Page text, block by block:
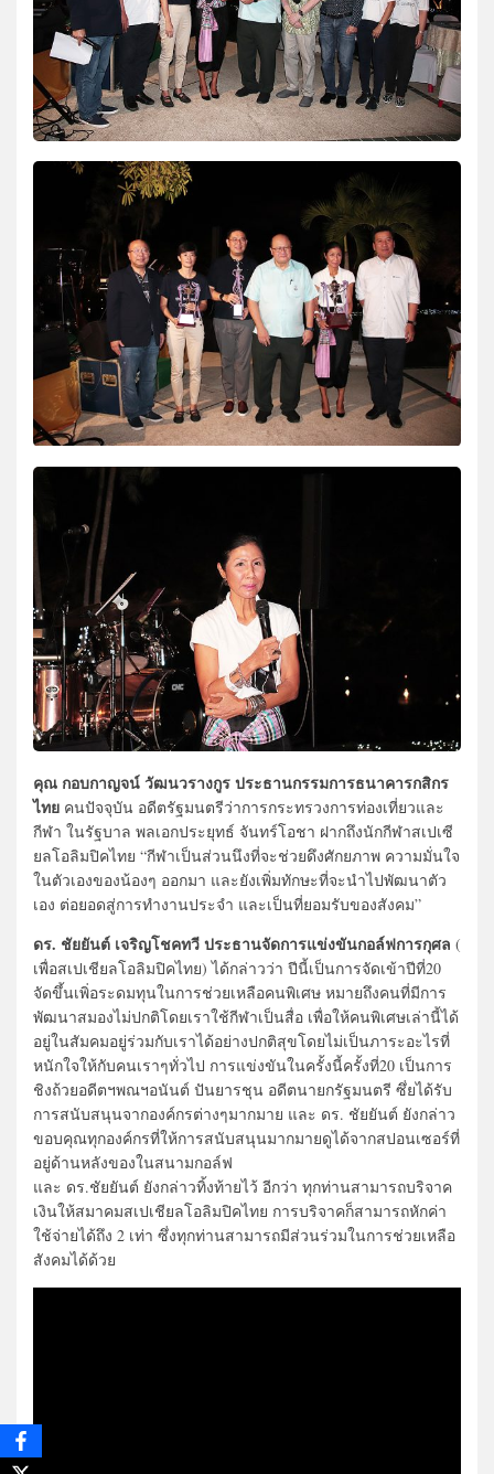
คุณ กอบกาญจน์ วัฒนวรางกูรประธานกรรมการธนาคารกสิกร
ไทย คนปัจจุบัน อดีตรัฐมนตรีว่าการกระทรวงการท่องเที่ยวและ
กีฬา ในรัฐบาล พลเอกประยุทธ์ จันทร์โอชา ฝากถึงนักกีฬาสเปเซี
ยลโอลิมปิคไทย “กีฬาเป็นส่วนนึงที่จะช่วยดึงศักยภาพ ความมั่นใจ
ในตัวเองของน้องๆ ออกมา และยังเพิ่มทักษะที่จะนำไปพัฒนาตัว
เอง ต่อยอดสู่การทำงานประจำ และเป็นที่ยอมรับของสังคม”
ดร. ชัยยันต์ เจริญโชคทวี ประธานจัดการแข่งขันกอล์ฟการกุศล (
เพื่อสเปเชียลโอลิมปิคไทย) ได้กล่าวว่า ปีนี้เป็นการจัดเข้าปีที่20
จัดขึ้นเพิ่อระดมทุนในการช่วยเหลือคนพิเศษ หมายถึงคนที่มีการ
พัฒนาสมองไม่ปกติโดยเราใช้กีฬาเป็นสื่อ เพื่อให้คนพิเศษเล่านี้ได้
อยู่ในสัมคมอยู่ร่วมกับเราได้อย่างปกติสุขโดยไม่เป็นภาระอะไรที่
หนักใจให้กับคนเราๆทั่วไป การแข่งขันในครั้งนี้ครั้งที่20 เป็นการ
ชิงถ้วยอดีตฯพณฯอนันต์ ปันยารชุน อดีตนายกรัฐมนตรี ซึ่ยได้รับ
การสนับสนุนจากองค์กรต่างๆมากมาย และ ดร. ชัยยันต์ ยังกล่าว
ขอบคุณทุกองค์กรที่ให้การสนับสนุนมากมายดูได้จากสปอนเซอร์ที่
อยู่ด้านหลังของในสนามกอล์ฟ
และ ดร.ชัยยันต์ ยังกล่าวทิ้งท้ายไว้ อีกว่า ทุกท่านสามารถบริจาค
เงินให้สมาคมสเปเชียลโอลิมปิคไทย การบริจาคก็สามารถหักค่า
ใช้จ่ายได้ถึง 2 เท่า ซึ่งทุกท่านสามารถมีส่วนร่วมในการช่วยเหลือ
สังคมได้ด้วย